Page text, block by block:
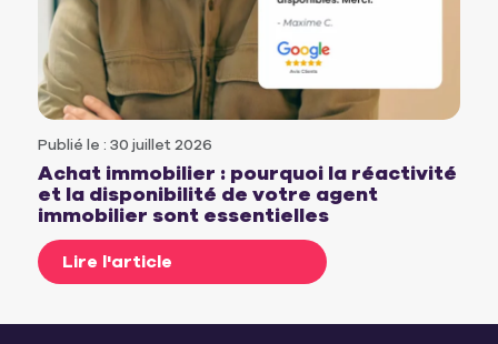
Publié le : 30 juillet 2026
Achat immobilier : pourquoi la réactivité
et la disponibilité de votre agent
immobilier sont essentielles
Lire l'article